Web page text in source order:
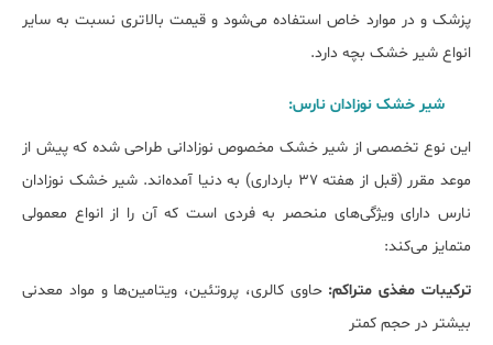
پزشک و در موارد خاص استفاده می‌شود و قیمت بالاتری نسبت به سایر
انواع شیر خشک بچه دارد.
شیر خشک نوزادان نارس:
این نوع تخصصی از شیر خشک مخصوص نوزادانی طراحی شده که پیش از
موعد مقرر (قبل از هفته ۳۷ بارداری) به دنیا آمده‌اند. شیر خشک نوزادان
نارس دارای ویژگی‌های منحصر به فردی است که آن را از انواع معمولی
متمایز می‌کند:
ترکیبات مغذی متراکم: حاوی کالری، پروتئین، ویتامین‌ها و مواد معدنی
بیشتر در حجم کمتر